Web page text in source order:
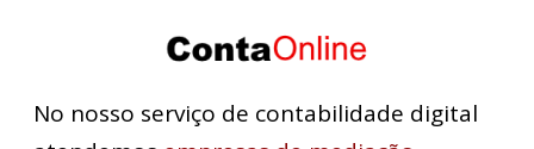
No nosso serviço de contabilidade digital